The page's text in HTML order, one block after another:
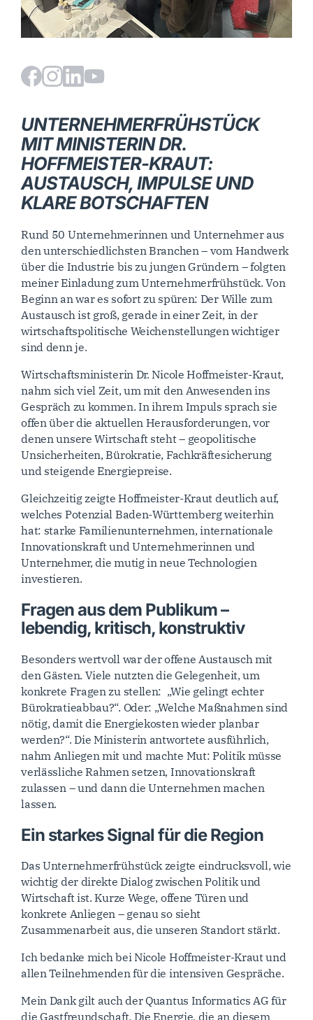
UNTERNEHMERFRÜHSTÜCK
MIT MINISTERIN DR.
HOFFMEISTER-KRAUT:
AUSTAUSCH, IMPULSE UND
KLARE BOTSCHAFTEN
Rund 50 Unternehmerinnen und Unternehmer aus
den unterschiedlichsten Branchen – vom Handwerk
über die Industrie bis zu jungen Gründern – folgten
meiner Einladung zum Unternehmerfrühstück. Von
Beginn an war es sofort zu spüren: Der Wille zum
Austausch ist groß, gerade in einer Zeit, in der
wirtschaftspolitische Weichenstellungen wichtiger
sind denn je.
Wirtschaftsministerin Dr. Nicole Hoffmeister-Kraut,
nahm sich viel Zeit, um mit den Anwesenden ins
Gespräch zu kommen. In ihrem Impuls sprach sie
offen über die aktuellen Herausforderungen, vor
denen unsere Wirtschaft steht – geopolitische
Unsicherheiten, Bürokratie, Fachkräftesicherung
und steigende Energiepreise.
Gleichzeitig zeigte Hoffmeister-Kraut deutlich auf,
welches Potenzial Baden-Württemberg weiterhin
hat: starke Familienunternehmen, internationale
Innovationskraft und Unternehmerinnen und
Unternehmer, die mutig in neue Technologien
investieren.
Fragen aus dem Publikum –
lebendig, kritisch, konstruktiv
Besonders wertvoll war der offene Austausch mit
den Gästen. Viele nutzten die Gelegenheit, um
konkrete Fragen zu stellen: „Wie gelingt echter
Bürokratieabbau?“. Oder: „Welche Maßnahmen sind
nötig, damit die Energiekosten wieder planbar
werden?“. Die Ministerin antwortete ausführlich,
nahm Anliegen mit und machte Mut: Politik müsse
verlässliche Rahmen setzen, Innovationskraft
zulassen – und dann die Unternehmen machen
lassen.
Ein starkes Signal für die Region
Das Unternehmerfrühstück zeigte eindrucksvoll, wie
wichtig der direkte Dialog zwischen Politik und
Wirtschaft ist. Kurze Wege, offene Türen und
konkrete Anliegen – genau so sieht
Zusammenarbeit aus, die unseren Standort stärkt.
Ich bedanke mich bei Nicole Hoffmeister-Kraut und
allen Teilnehmenden für die intensiven Gespräche.
Mein Dank gilt auch der Quantus Informatics AG für
die Gastfreundschaft. Die Energie, die an diesem